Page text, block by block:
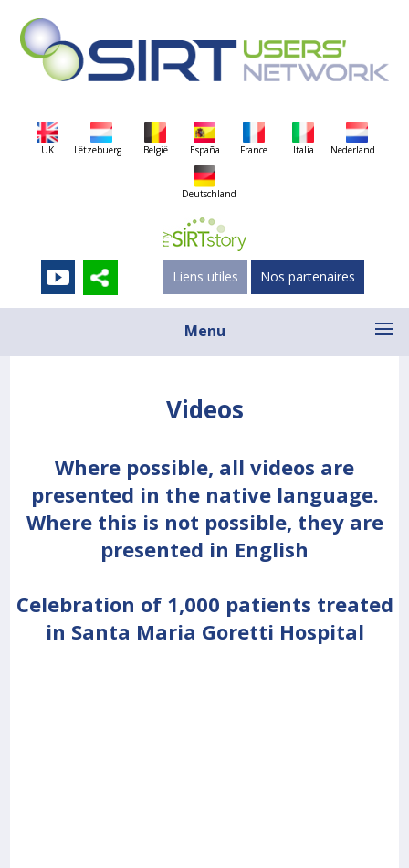
UK Lëtzebuerg België España France Italia Nederland
Deutschland
Nos partenaires
Liens utiles
Menu
Videos
Where possible, all videos are
presented in the native language.
Where this is not possible, they are
presented in English
Celebration of 1,000 patients treated
in Santa Maria Goretti Hospital